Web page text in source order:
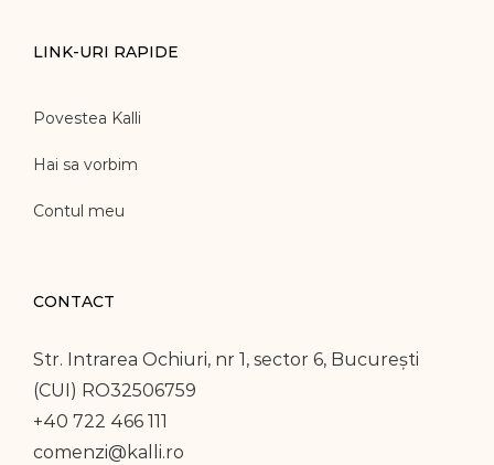
LINK-URI RAPIDE
Povestea Kalli
Hai sa vorbim
Contul meu
CONTACT
Str. Intrarea Ochiuri, nr 1, sector 6, București
(CUI) RO32506759
+40 722 466 111
comenzi@kalli.ro